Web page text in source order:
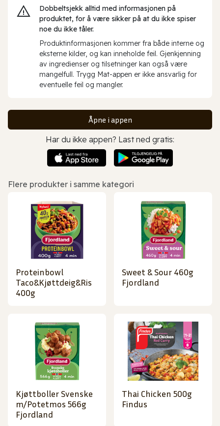
Dobbeltsjekk alltid med informasjonen på
produktet, for å være sikker på at du ikke spiser
noe du ikke tåler.
Produktinformasjonen kommer fra både interne og
eksterne kilder, og kan inneholde feil. Gjenkjenning
av ingredienser og tilsetninger kan også være
mangelfull. Trygg Mat-appen er ikke ansvarlig for
eventuelle feil og mangler.
Åpne i appen
Har du ikke appen? Last ned gratis:
Flere produkter i samme kategori
Proteinbowl
Taco&Kjøttdeig&Ris
400g
Sweet & Sour 460g
Fjordland
Kjøttboller Svenske
m/Potetmos 566g
Fjordland
Thai Chicken 500g
Findus